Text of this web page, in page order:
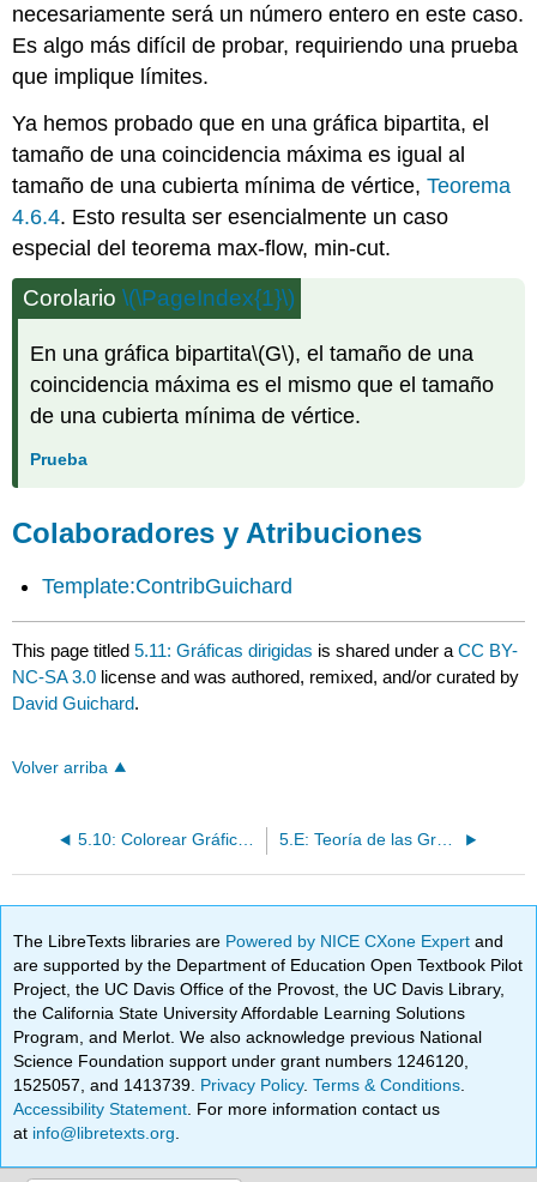
necesariamente será un número entero en este caso.
Es algo más difícil de probar, requiriendo una prueba
que implique límites.
Ya hemos probado que en una gráfica bipartita, el
tamaño de una coincidencia máxima es igual al
tamaño de una cubierta mínima de vértice,Teorema
4.6.4. Esto resulta ser esencialmente un caso
especial del teorema max-flow, min-cut.
Corolario\(\PageIndex{1}\)
En una gráfica bipartita\(G\), el tamaño de una
coincidencia máxima es el mismo que el tamaño
de una cubierta mínima de vértice.
Prueba
Colaboradores y Atribuciones
Template:ContribGuichard
This page titled5.11: Gráficas dirigidas is shared under aCC BY-
NC-SA 3.0 license and was authored, remixed, and/or curated by
David Guichard.
Volver arriba
5.10: Colorear Gráficas Planares 5.E: Teoría de las Gráficas (Ejercicios)
The LibreTexts libraries are Powered by NICE CXone Expertand
are supported by the Department of Education Open Textbook Pilot
Project, the UC Davis Office of the Provost, the UC Davis Library,
the California State University Affordable Learning Solutions
Program, and Merlot. We also acknowledge previous National
Science Foundation support under grant numbers 1246120,
1525057, and 1413739. Privacy Policy.Terms & Conditions
Accessibility Statement . For more information contact us
at info@libretexts.org